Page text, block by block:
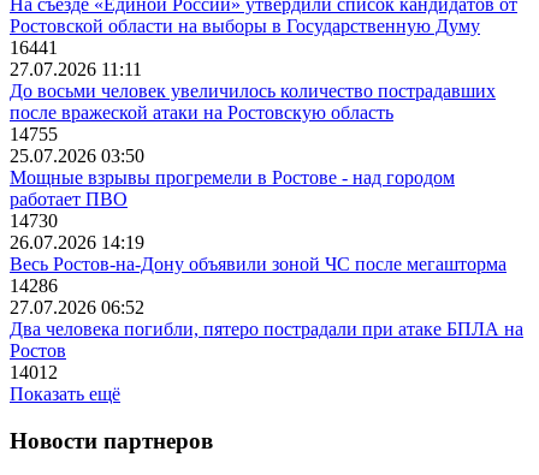
На съезде «Единой России» утвердили список кандидатов от
Ростовской области на выборы в Государственную Думу
16441
27.07.2026 11:11
До восьми человек увеличилось количество пострадавших
после вражеской атаки на Ростовскую область
14755
25.07.2026 03:50
Мощные взрывы прогремели в Ростове - над городом
работает ПВО
14730
26.07.2026 14:19
Весь Ростов-на-Дону объявили зоной ЧС после мегашторма
14286
27.07.2026 06:52
Два человека погибли, пятеро пострадали при атаке БПЛА на
Ростов
14012
Показать ещё
Новости партнеров